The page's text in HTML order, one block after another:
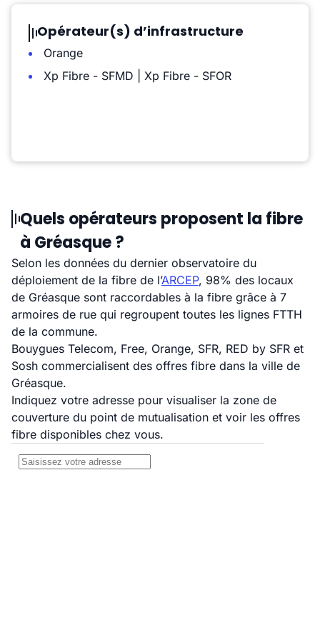
Opérateur(s) d’infrastructure
Orange
Xp Fibre - SFMD | Xp Fibre - SFOR
Quels opérateurs proposent la fibre
à Gréasque ?
Selon les données du dernier observatoire du
déploiement de la fibre de l’ARCEP, 98% des locaux
de Gréasque sont raccordables à la fibre grâce à 7
armoires de rue qui regroupent toutes les lignes FTTH
de la commune.
Bouygues Telecom, Free, Orange, SFR, RED by SFR et
Sosh commercialisent des offres fibre dans la ville de
Gréasque.
Indiquez votre adresse pour visualiser la zone de
couverture du point de mutualisation et voir les offres
fibre disponibles chez vous.